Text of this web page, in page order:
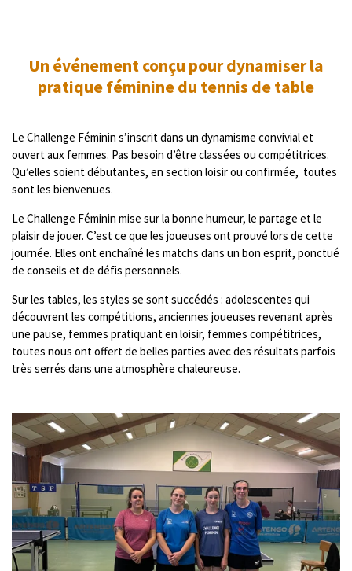
Un événement conçu pour dynamiser la
pratique féminine du tennis de table
Le Challenge Féminin s’inscrit dans un dynamisme convivial et
ouvert aux femmes. Pas besoin d’être classées ou compétitrices.
Qu’elles soient débutantes, en section loisir ou confirmée, toutes
sont les bienvenues.
Le Challenge Féminin mise sur la bonne humeur, le partage et le
plaisir de jouer. C’est ce que les joueuses ont prouvé lors de cette
journée. Elles ont enchaîné les matchs dans un bon esprit, ponctué
de conseils et de défis personnels.
Sur les tables, les styles se sont succédés : adolescentes qui
découvrent les compétitions, anciennes joueuses revenant après
une pause, femmes pratiquant en loisir, femmes compétitrices,
toutes nous ont offert de belles parties avec des résultats parfois
très serrés dans une atmosphère chaleureuse.